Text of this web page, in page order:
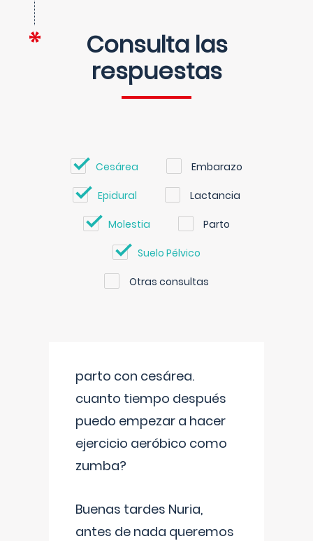
Consulta las
respuestas
Cesárea Embarazo
Epidural Lactancia
Molestia Parto
Suelo Pélvico
Otras consultas
parto con cesárea.
cuanto tiempo después
puedo empezar a hacer
ejercicio aeróbico como
zumba?
Buenas tardes Nuria,
antes de nada queremos